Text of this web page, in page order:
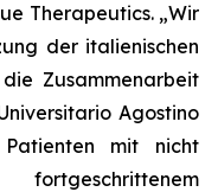
Therapeutics. „Wir
der italienischen
Zusammenarbeit
Agostino
mit nicht